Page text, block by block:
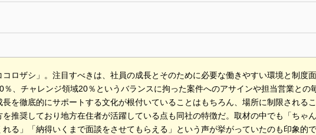
ロザシ」。注目すべきは、社員の成長とそのために必要な働きやすい環境と制度
、チャレンジ領域20％というバランスに拘った案件へのアサインや担当営業との
を徹底的にサポートする文化が根付いていることはもちろん、場所に制限される
推奨しており地方在住者が活躍している点も同社の特徴だ。取材の中でも「ちゃ
る」「納得いくまで面談をさせてもらえる」という声が挙がっていたのも印象的